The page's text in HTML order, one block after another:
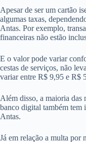
Apesar de ser um cartão
algumas taxas,
Antas. Por exemplo,
financeiras não estão
E o valor pode variar
cestas de serviços, não
variar entre R$ 9,95 e R$
Além disso, a maioria das
banco digital também tem
Antas.
Já em relação a multa por